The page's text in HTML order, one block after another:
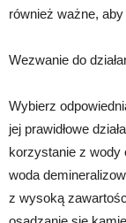
również ważne,
Wezwanie do
Wybierz
jej prawidłowe
korzystanie z wody
woda
z wysoką